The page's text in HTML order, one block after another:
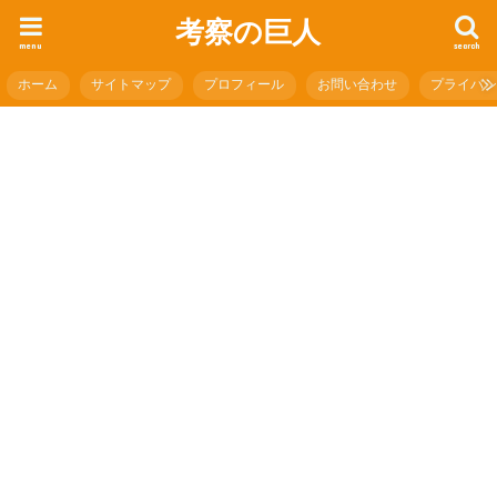
考察の巨人 search
menu
ホーム サイトマップ プロフィール お問い合わせ プライバ